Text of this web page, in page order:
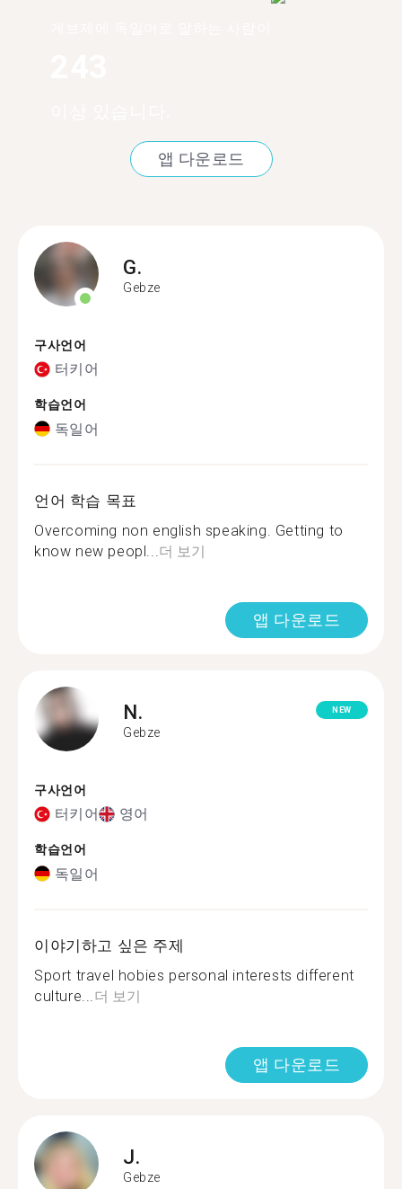
앱 다운로드
G.
Gebze
구사언어
터키어
학습언어
독일어
언어 학습 목표
Overcoming non english speaking. Getting to
know new peopl... 더 보기
앱 다운로드
N.
Gebze
NEW
구사언어
터키어 영어
학습언어
독일어
이야기하고 싶은 주제
Sport travel hobies personal interests different
culture... 더 보기
앱 다운로드
J.
Gebze